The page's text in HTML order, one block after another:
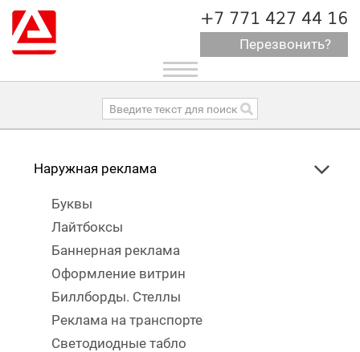
+7 771 427 44 16
Перезвонить?
Toggle
navigation
Наружная реклама
Буквы
Лайтбоксы
Баннерная реклама
Оформление витрин
Биллборды. Стеллы
Реклама на транспорте
Светодиодные табло